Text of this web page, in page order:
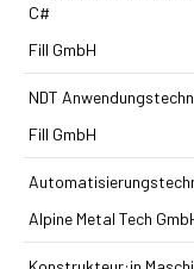
C#
Fill GmbH
NDT
Fill GmbH
Alpine Metal Tech